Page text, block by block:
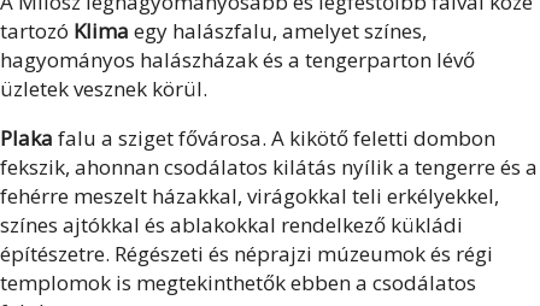
tartozó Klima egy halászfalu, amelyet színes,
hagyományos halászházak és a tengerparton lévő
üzletek vesznek körül.
Plaka falu a sziget fővárosa. A kikötő feletti dombon
fekszik, ahonnan csodálatos kilátás nyílik a tengerre és a
fehérre meszelt házakkal, virágokkal teli erkélyekkel,
színes ajtókkal és ablakokkal rendelkező kükládi
építészetre. Régészeti és néprajzi múzeumok és régi
templomok is megtekinthetők ebben a csodálatos